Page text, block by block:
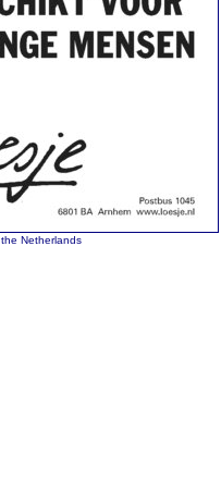
the Netherlands